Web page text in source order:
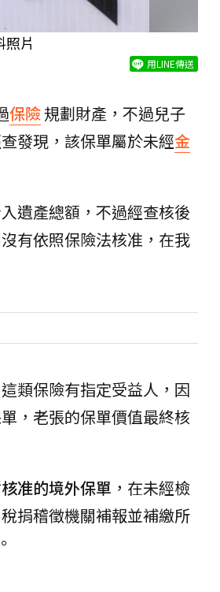
片
用LINE傳送
保險規劃財產，不過兒子
發現，該保單屬於未經金
遺產總額，不過經查核後
有依照保險法核准，在我
類保險有指定受益人，因
，老張的保單價值最終核
准的境外保單 ，在未經檢
捐稽徵機關補報並補繳所